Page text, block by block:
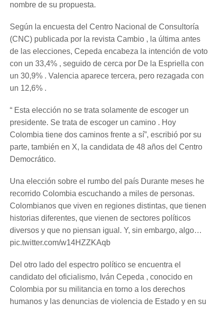
nombre de su propuesta.
Según la encuesta del Centro Nacional de Consultoría
(CNC) publicada por la revista Cambio , la última antes
de las elecciones, Cepeda encabeza la intención de voto
con un 33,4% , seguido de cerca por De la Espriella con
un 30,9% . Valencia aparece tercera, pero rezagada con
un 12,6% .
“ Esta elección no se trata solamente de escoger un
presidente. Se trata de escoger un camino . Hoy
Colombia tiene dos caminos frente a sí”, escribió por su
parte, también en X, la candidata de 48 años del Centro
Democrático.
Una elección sobre el rumbo del país Durante meses he
recorrido Colombia escuchando a miles de personas.
Colombianos que viven en regiones distintas, que tienen
historias diferentes, que vienen de sectores políticos
diversos y que no piensan igual. Y, sin embargo, algo…
pic.twitter.com/w14HZZKAqb
Del otro lado del espectro político se encuentra el
candidato del oficialismo, Iván Cepeda , conocido en
Colombia por su militancia en torno a los derechos
humanos y las denuncias de violencia de Estado y en su